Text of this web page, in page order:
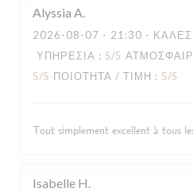
Alyssia A
2026-08-07 - 21:30 -
ΥΠΗΡΕΣΊΑ : 5/5
5/5 ΠΟΙΌΤΗΤΑ / ΤΙΜΉ : 5/5
Tout simplement excellent à tous
Isabelle H